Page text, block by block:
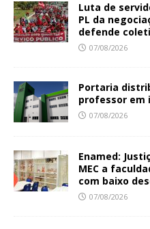
Luta de
PL da
defende
07/08/2026
Portaria
professor
07/08/2026
Enamed:
MEC a
com baixo
07/08/2026